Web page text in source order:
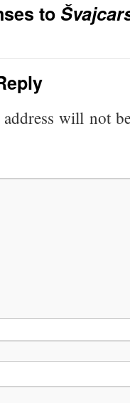
to
will not